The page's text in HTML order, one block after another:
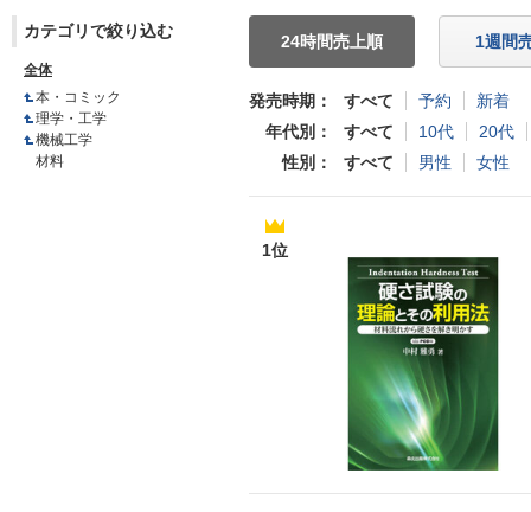
発売時期 すべて 予約
新着
年代別
すべて 10代
20代
性別
すべて 男性 女性
1位
カテゴリで絞り込む
全体
本・コミック
理学・工学
機械工学
材料